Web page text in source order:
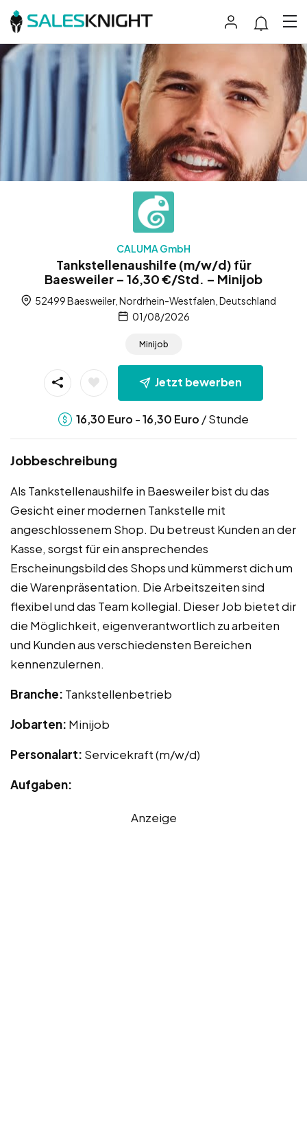
CALUMA GmbH
Tankstellenaushilfe (m/w/d) für
Baesweiler – 16,30 €/Std. – Minijob
52499 Baesweiler, Nordrhein-Westfalen, Deutschland
01/08/2026
Minijob
Jetzt bewerben
16,30 Euro -16,30 Euro / Stunde
Jobbeschreibung
Als Tankstellenaushilfe in Baesweiler bist du das
Gesicht einer modernen Tankstelle mit
angeschlossenem Shop. Du betreust Kunden an der
Kasse, sorgst für ein ansprechendes
Erscheinungsbild des Shops und kümmerst dich um
die Warenpräsentation. Die Arbeitszeiten sind
flexibel und das Team kollegial. Dieser Job bietet dir
die Möglichkeit, eigenverantwortlich zu arbeiten
und Kunden aus verschiedensten Bereichen
kennenzulernen.
Branche: Tankstellenbetrieb
Jobarten: Minijob
Personalart: Servicekraft (m/w/d)
Aufgaben:
Anzeige